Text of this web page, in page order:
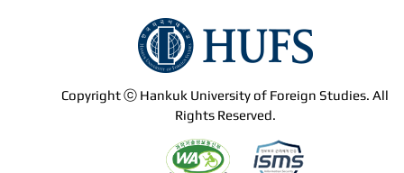
Copyright ⓒ Hankuk University of Foreign Studies. All
Rights Reserved.